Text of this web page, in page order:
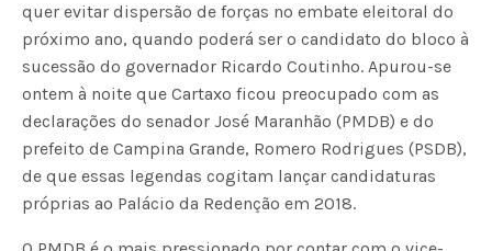
quer evitar dispersão de forças no embate eleitoral do
próximo ano, quando poderá ser o candidato do bloco à
sucessão do governador Ricardo Coutinho. Apurou-se
ontem à noite que Cartaxo ficou preocupado com as
declarações do senador José Maranhão (PMDB) e do
prefeito de Campina Grande, Romero Rodrigues (PSDB),
de que essas legendas cogitam lançar candidaturas
próprias ao Palácio da Redenção em 2018.